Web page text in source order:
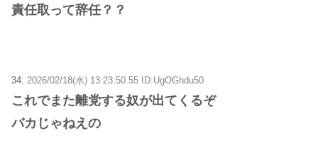
責任取って辞任？？
34: 2026/02/18(水) 13:23:50.55 ID:UgOGhdu50
これでまた離党する奴が出てくるぞ
バカじゃねえの